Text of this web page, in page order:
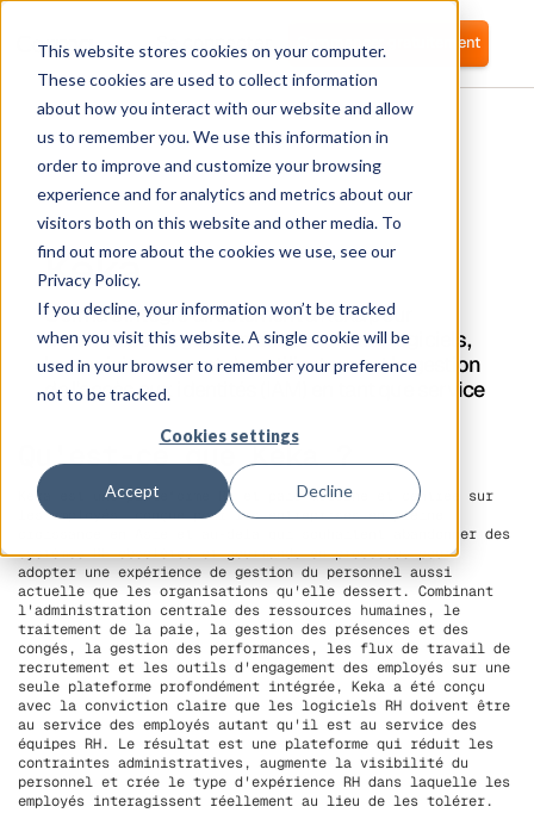
This website stores cookies on your computer.
These cookies are used to collect information
about how you interact with our website and allow
us to remember you. We use this information in
order to improve and customize your browsing
experience and for analytics and metrics about our
visitors both on this website and other media. To
find out more about the cookies we use, see our
Privacy Policy.
If you decline, your information won’t be tracked
when you visit this website. A single cookie will be
used in your browser to remember your preference
not to be tracked.
Cookies settings
Accept Decline
Se connecter Commencer gratuitement
Keka
Corma s'intègre directement à Keka pour
automatiser la gestion des accès aux logiciels,
le provisionnement des utilisateurs et la gestion
de l'accès aux identités (IAM) en tant que service
Qu'est-ce que Keka ?
Keka est une plateforme RH et paie moderne et centrée sur
les employés, conçue pour les entreprises en pleine
croissance en Asie et au-delà qui souhaitent abandonner des
systèmes RH obsolètes et gourmands en processus pour
adopter une expérience de gestion du personnel aussi
actuelle que les organisations qu'elle dessert. Combinant
l'administration centrale des ressources humaines, le
traitement de la paie, la gestion des présences et des
congés, la gestion des performances, les flux de travail de
recrutement et les outils d'engagement des employés sur une
seule plateforme profondément intégrée, Keka a été conçu
avec la conviction claire que les logiciels RH doivent être
au service des employés autant qu'il est au service des
équipes RH. Le résultat est une plateforme qui réduit les
contraintes administratives, augmente la visibilité du
personnel et crée le type d'expérience RH dans laquelle les
employés interagissent réellement au lieu de les tolérer.